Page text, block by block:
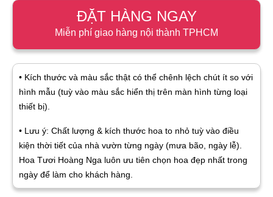
ĐẶT HÀNG NGAY
Miễn phí giao hàng nội thành TPHCM
• Kích thước và màu sắc thật có thể chênh lệch chút ít so với
hình mẫu (tuỳ vào màu sắc hiển thị trên màn hình từng loại
thiết bị).
• Lưu ý: Chất lượng & kích thước hoa to nhỏ tuỳ vào điều
kiện thời tiết của nhà vườn từng ngày (mưa bão, ngày lễ).
Hoa Tươi Hoàng Nga luôn ưu tiên chọn hoa đẹp nhất trong
ngày để làm cho khách hàng.